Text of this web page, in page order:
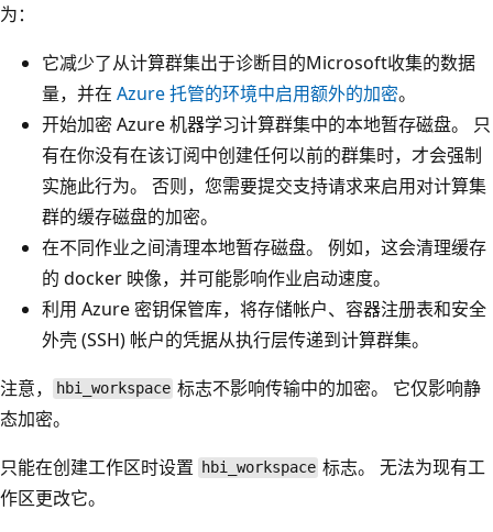
为：
它减少了从计算群集出于诊断目的Microsoft收集的数据
量，并在 Azure 托管的环境中启用额外的加密。
开始加密 Azure 机器学习计算群集中的本地暂存磁盘。 只
有在你没有在该订阅中创建任何以前的群集时，才会强制
实施此行为。 否则，您需要提交支持请求来启用对计算集
群的缓存磁盘的加密。
在不同作业之间清理本地暂存磁盘。 例如，这会清理缓存
的 docker 映像，并可能影响作业启动速度。
利用 Azure 密钥保管库，将存储帐户、容器注册表和安全
外壳 (SSH) 帐户的凭据从执行层传递到计算群集。
注意，
hbi_workspace 标志不影响传输中的加密。 它仅影响静
态加密。
只能在创建工作区时设置
hbi_workspace 标志。 无法为现有工
作区更改它。